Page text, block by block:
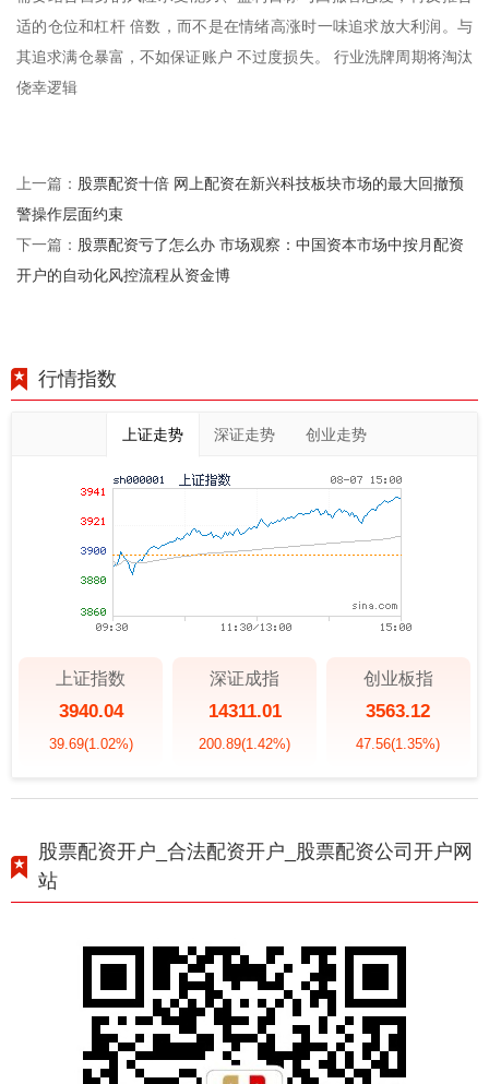
适的仓位和杠杆 倍数，而不是在情绪高涨时一味追求放大利润。与
其追求满仓暴富，不如保证账户 不过度损失。 行业洗牌周期将淘汰
侥幸逻辑
上一篇： 股票配资十倍 网上配资在新兴科技板块市场的最大回撤预
警操作层面约束
下一篇： 股票配资亏了怎么办 市场观察：中国资本市场中按月配资
开户的自动化风控流程从资金博
行情指数
上证走势 深证走势 创业走势
上证指数
3940.04
39.69(1.02%)
深证成指
14311.01
200.89(1.42%)
创业板指
3563.12
47.56(1.35%)
股票配资开户_合法配资开户_股票配资公司开户网
站